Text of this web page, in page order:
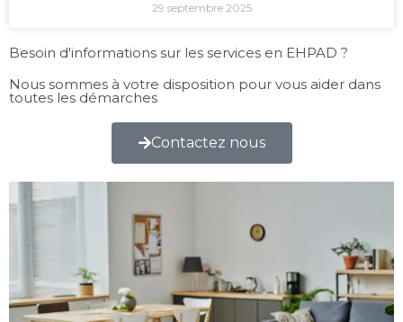
29 septembre 2025
Besoin d'informations sur les services en EHPAD ?
Nous sommes à votre disposition pour vous aider dans
toutes les démarches
Contactez nous